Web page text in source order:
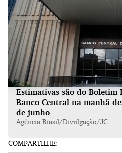
Estimativas são do Boletim
Banco Central na manhã
de junho
Agência Brasil/Divulgação/JC
COMPARTILHE: